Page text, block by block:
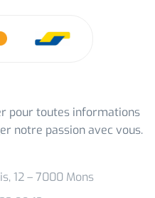
pour toutes informations
notre passion avec vous.
12 – 7000 Mons